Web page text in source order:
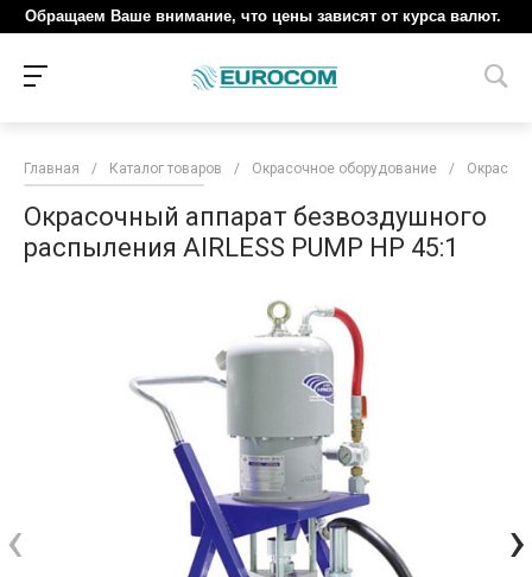
Обращаем Ваше внимание, что цены зависят от курса валют.
Главная / Каталог товаров / Окрасочное оборудование /
Окрасочный аппарат безвоздушного
распыления AIRLESS PUMP HP 45:1
‹ ›